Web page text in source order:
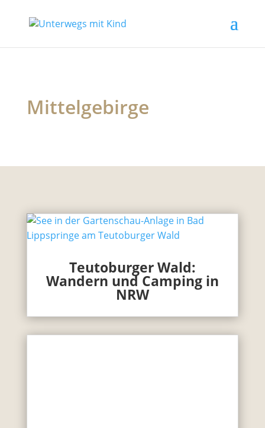
Mittelgebirge
Teutoburger Wald:
Wandern und Camping in
NRW